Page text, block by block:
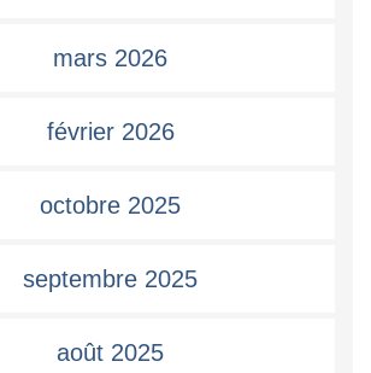
mars 2026
février 2026
octobre 2025
septembre 2025
août 2025